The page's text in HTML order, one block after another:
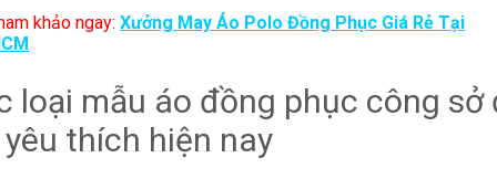
khảo ngay: Xưởng May Áo Polo Đồng Phục Giá Rẻ Tại
loại mẫu áo đồng phục công sở
thích hiện nay